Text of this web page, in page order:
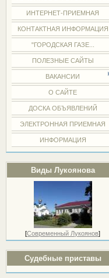
ИНТЕРНЕТ-ПРИЕМНАЯ
КОНТАКТНАЯ ИНФОРМАЦИЯ
"ГОРОДСКАЯ ГАЗЕ...
ПОЛЕЗНЫЕ САЙТЫ
ВАКАНСИИ
О САЙТЕ
ДОСКА ОБЪЯВЛЕНИЙ
ЭЛЕКТРОННАЯ ПРИЕМНАЯ
ИНФОРМАЦИЯ
Виды Лукоянова
[Современный Лукоянов]
Судебные приставы